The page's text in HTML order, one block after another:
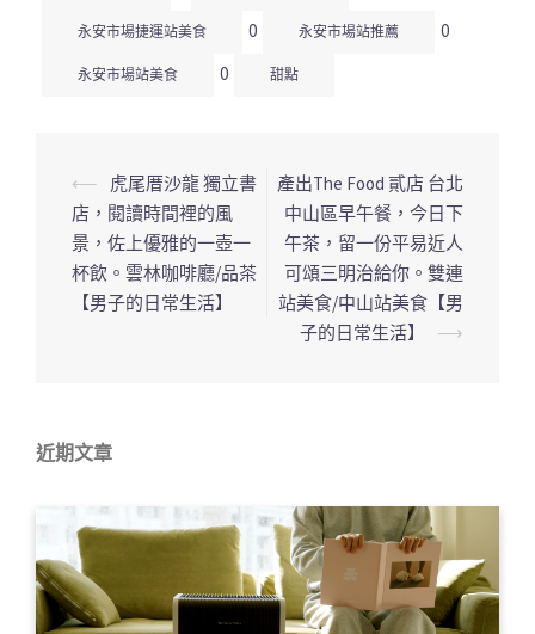
永安市場捷運站美食 0 永安市場站推薦 0
永安市場站美食 0 甜點
文
章
導
覽
⟵
虎尾厝沙龍 獨立書
店，閱讀時間裡的風
景，佐上優雅的一壺一
杯飲。雲林咖啡廳/品茶
【男子的日常生活】
產出The Food 貳店 台北
中山區早午餐，今日下
午茶，留一份平易近人
可頌三明治給你。雙連
站美食/中山站美食【男
子的日常生活】
⟶
近期文章